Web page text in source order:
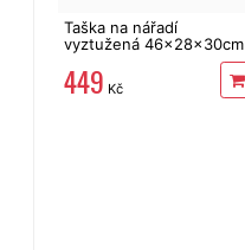
Taška na nářadí
vyztužená 46x28x30cm
449 Kč